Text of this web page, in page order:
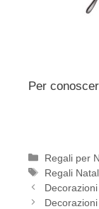
Per
Categorie
Regali per
Tag
Regali